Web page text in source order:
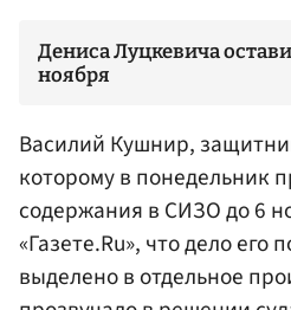
Дениса Луцкевича
ноября
Василий Кушнир,
которому в понедельник
содержания в СИЗОдо 6
«Газете.Ru», что дело его
выделено в отдельное